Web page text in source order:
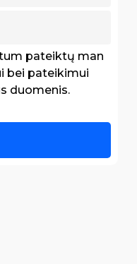
pateiktų man
bei pateikimui
duomenis.